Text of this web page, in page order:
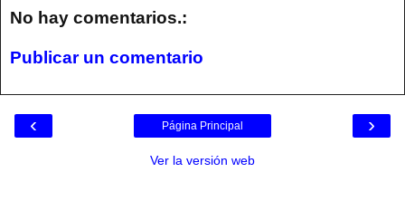
No hay comentarios.:
Publicar un comentario
‹ ›
Página Principal
Ver la versión web